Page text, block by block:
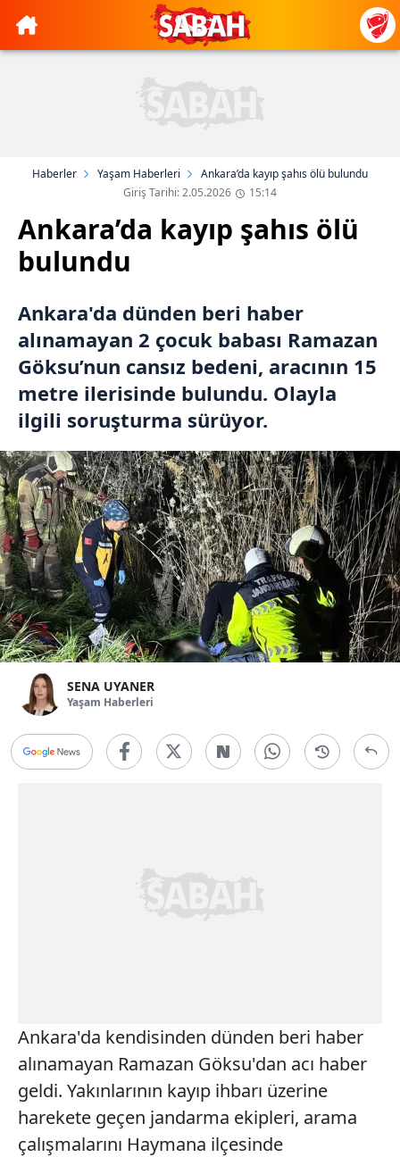
Haberler Yaşam Haberleri
Ankara’da kayıp şahıs ölü bulundu
Giriş Tarihi: 2.05.2026
15:14
Ankara’da kayıp şahıs ölü
bulundu
Ankara'da dünden beri haber
alınamayan 2 çocuk babası Ramazan
Göksu’nun cansız bedeni, aracının 15
metre ilerisinde bulundu. Olayla
ilgili soruşturma sürüyor.
SENA UYANER
Yaşam Haberleri
Ankara'da kendisinden dünden beri haber
alınamayan Ramazan Göksu'dan acı haber
geldi. Yakınlarının kayıp ihbarı üzerine
harekete geçen jandarma ekipleri, arama
çalışmalarını Haymana ilçesinde